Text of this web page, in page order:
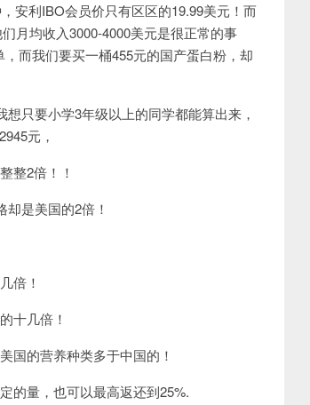
安利IBO会员价只有区区的19.99美元！而
月均收入3000-4000美元是很正常的事
而我们要买一桶455元的国产蛋白粉，却
只要小学3年级以上的同学都能算出来，
元，
整2倍！！
是美国的2倍！
倍！
十几倍！
国的营养种类多于中国的！
的量，也可以最高返还到25%.